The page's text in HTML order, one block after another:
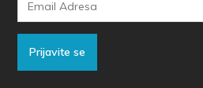
Prijavite se